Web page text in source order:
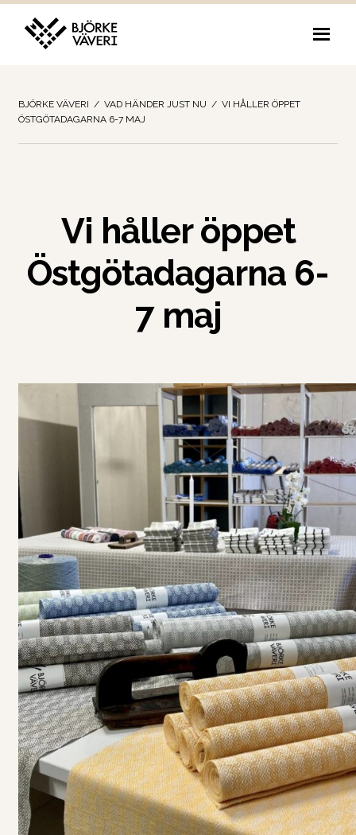
Hoppa
Hoppa
BJÖRKE VÄVERI / VAD HÄNDER JUST NU / VI HÅLLER ÖPPET
ÖSTGÖTADAGARNA 6-7 MAJ
Vi håller öppet
Östgötadagarna 6-
7 maj